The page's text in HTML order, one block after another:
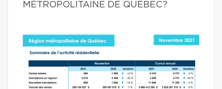
MÉTROPOLITAINE DE QUÉBEC?